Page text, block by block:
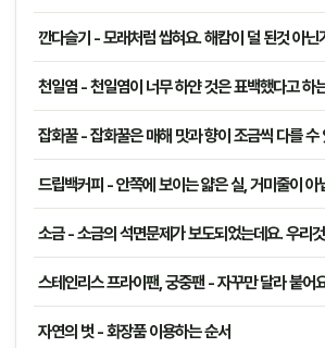
깐다슬기 - 모래처럼 씹혀요. 해캄이 덜 된것 아닌
천일염 - 천일염이 너무 하얀 것은 표백했다고 하
잡화꿀 - 잡화꿀은 매해 맛과 향이 조금씩 다를 수
드립백커피 - 안쪽에 보이는 얇은 실, 거미줄이 아
소금 - 소금의 석면문제가 보도되었는데요. 우리
스테인리스 프라이팬, 궁중팬 - 자꾸만 달라 붙어
자연의 벗 - 화장품 이용하는 순서